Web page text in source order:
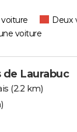
Deux
voiture
de Laurabuc
(2.2 km)